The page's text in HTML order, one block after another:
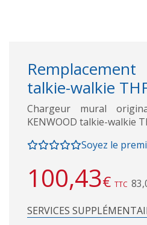
talkie-walkie
Chargeur mural
KENWOOD talkie-walkie
Soyez le
100,43€ TTC
SERVICES